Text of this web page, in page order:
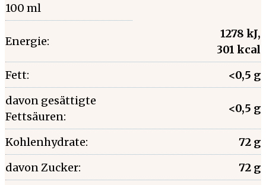
100 ml
Energie:
1278 kJ,
301 kcal
Fett:
<0,5 g
davon gesättigte
Fettsäuren:
<0,5 g
Kohlenhydrate:
72 g
davon Zucker:
72 g